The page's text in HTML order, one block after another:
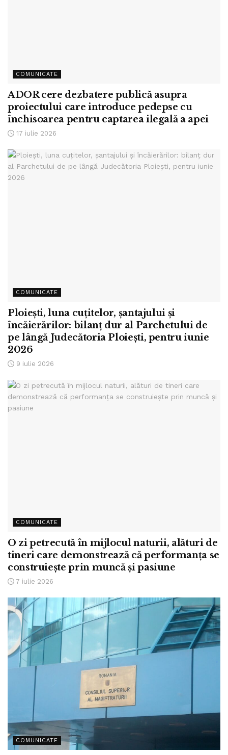
COMUNICATE
ADOR cere dezbatere publică asupra
proiectului care introduce pedepse cu
închisoarea pentru captarea ilegală a apei
17 iulie 2026
COMUNICATE
Ploiești, luna cuțitelor, șantajului și
încăierărilor: bilanț dur al Parchetului de
pe lângă Judecătoria Ploiești, pentru iunie
2026
9 iulie 2026
COMUNICATE
O zi petrecută în mijlocul naturii, alături de
tineri care demonstrează că performanța se
construiește prin muncă și pasiune
7 iulie 2026
COMUNICATE